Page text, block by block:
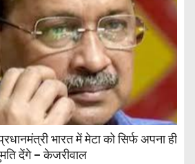
भारत में मेटा को सिर्फ अपना ही
देंगे – केजरीवाल